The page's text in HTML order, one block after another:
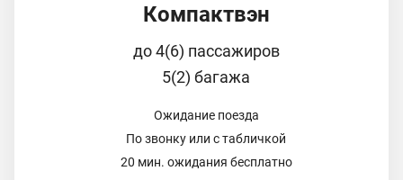
Компактвэн
до 4(6) пассажиров
5(2) багажа
Ожидание поезда
По звонку или с табличкой
20 мин. ожидания бесплатно